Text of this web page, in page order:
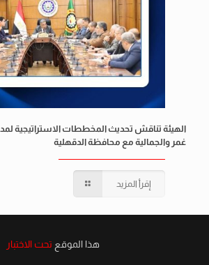
الهيئة تناقش تحديث المخططات الاستراتيجية
غمر والجمالية مع محافظة الدقهلية
إقرأ المزيد
هذا الموقع تحت الاختبار